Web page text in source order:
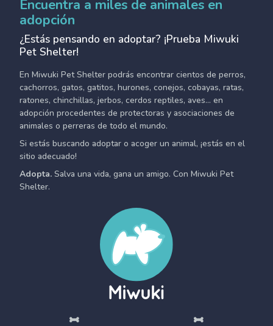
Encuentra a miles de animales en
adopción
¿Estás pensando en adoptar? ¡Prueba Miwuki
Pet Shelter!
En Miwuki Pet Shelter podrás encontrar cientos de perros,
cachorros, gatos, gatitos, hurones, conejos, cobayas, ratas,
ratones, chinchillas, jerbos, cerdos reptiles, aves... en
adopción procedentes de protectoras y asociaciones de
animales o perreras de todo el mundo.
Si estás buscando adoptar o acoger un animal, ¡estás en el
sitio adecuado!
Adopta. Salva una vida, gana un amigo. Con Miwuki Pet
Shelter.